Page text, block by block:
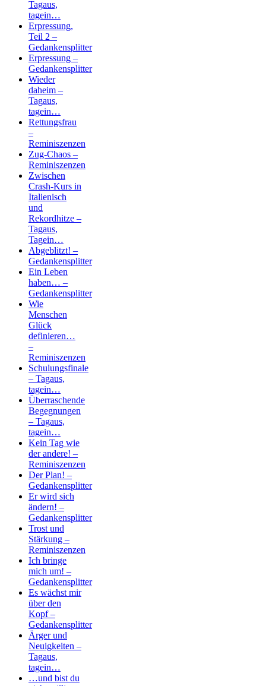
Tagaus,
tagein…
Erpressung,
Teil 2 –
Gedankensplitter
Erpressung –
Gedankensplitter
Wieder
daheim –
Tagaus,
tagein…
Rettungsfrau
–
Reminiszenzen
Zug-Chaos –
Reminiszenzen
Zwischen
Crash-Kurs in
Italienisch
und
Rekordhitze –
Tagaus,
Tagein…
Abgeblitzt! –
Gedankensplitter
Ein Leben
haben… –
Gedankensplitter
Wie
Menschen
Glück
definieren…
–
Reminiszenzen
Schulungsfinale
– Tagaus,
tagein…
Überraschende
Begegnungen
– Tagaus,
tagein…
Kein Tag wie
der andere! –
Reminiszenzen
Der Plan! –
Gedankensplitter
Er wird sich
ändern! –
Gedankensplitter
Trost und
Stärkung –
Reminiszenzen
Ich bringe
mich um! –
Gedankensplitter
Es wächst mir
über den
Kopf –
Gedankensplitter
Ärger und
Neuigkeiten –
Tagaus,
tagein…
…und bist du